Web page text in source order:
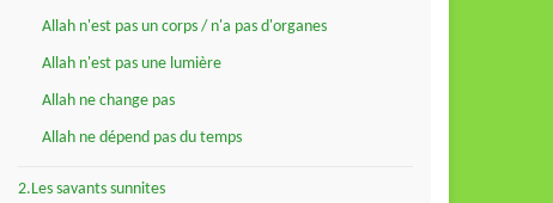
Allah n'est pas un corps / n'a pas d'organes
Allah n'est pas une lumière
Allah ne change pas
Allah ne dépend pas du temps
2.Les savants sunnites